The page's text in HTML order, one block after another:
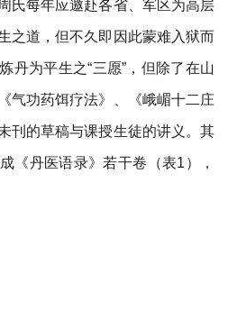
氏每年应邀赴各省、军区为高层
之道，但不久即因此蒙难入狱而
丹为平生之“三愿”，但除了在山
气功药饵疗法》、《峨嵋十二庄
刊的草稿与课授生徒的讲义。其
《丹医语录》若干卷（表1），